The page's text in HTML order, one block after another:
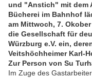
und "Anstich" mit dem
Bücherei im Bahnhof
am Mittwoch, 7. Okober
die Gesellschaft für
Würzburg e.V. ein,
Veitshöchheimer Karl-
Zur Person von Su
Im Zuge des